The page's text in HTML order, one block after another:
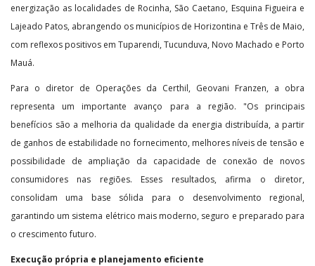
energização as localidades de Rocinha, São Caetano, Esquina Figueira e
Lajeado Patos, abrangendo os municípios de Horizontina e Três de Maio,
com reflexos positivos em Tuparendi, Tucunduva, Novo Machado e Porto
Mauá.
Para o diretor de Operações da Certhil, Geovani Franzen, a obra
representa um importante avanço para a região. "Os principais
benefícios são a melhoria da qualidade da energia distribuída, a partir
de ganhos de estabilidade no fornecimento, melhores níveis de tensão e
possibilidade de ampliação da capacidade de conexão de novos
consumidores nas regiões. Esses resultados, afirma o diretor,
consolidam uma base sólida para o desenvolvimento regional,
garantindo um sistema elétrico mais moderno, seguro e preparado para
o crescimento futuro.
Execução própria e planejamento eficiente